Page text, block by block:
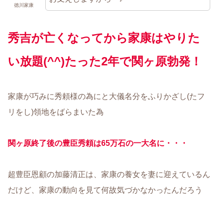
徳川家康
秀吉が亡くなってから家康はやりた
い放題(^^)たった2年で関ヶ原勃発！
家康が巧みに秀頼様の為にと大儀名分をふりかざし(たフ
リをし)領地をばらまいた為
関ヶ原終了後の豊臣秀頼は65万石の一大名に・・・
超豊臣恩顧の加藤清正は、家康の養女を妻に迎えているん
だけど、家康の動向を見て何故気づかなかったんだろう